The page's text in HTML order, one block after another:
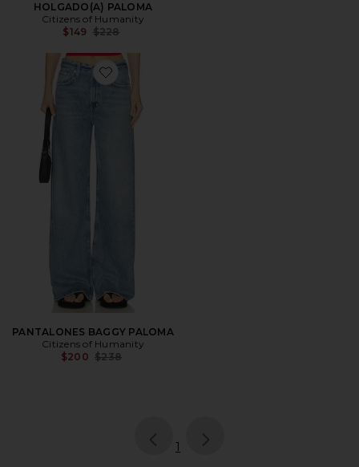
HOLGADO(A) PALOMA
Citizens of Humanity
$149 Previous price:
$228
Favorite PANTALONES BAGGY PALOMA
PANTALONES BAGGY PALOMA
Citizens of Humanity
$200 Previous price:
$238
page
1